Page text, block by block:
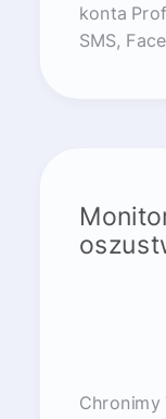
konta
SMS,
Chronimy